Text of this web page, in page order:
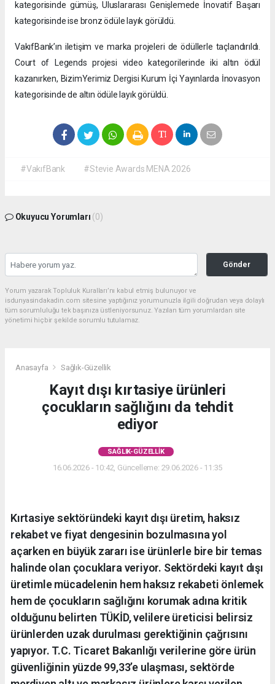
kategorisinde gümüş, Uluslararası Genişlemede İnovatif Başarı
kategorisinde ise bronz ödüle layık görüldü.
VakıfBank’ın iletişim ve marka projeleri de ödüllerle taçlandırıldı.
Court of Legends projesi video kategorilerinde iki altın ödül
kazanırken, BizimYerimiz Dergisi Kurum İçi Yayınlarda İnovasyon
kategorisinde de altın ödüle layık görüldü.
#VakıfBank #Stevie Awards MENA 2026
Okuyucu Yorumları (0)
Gönder
Yorum yazarak Topluluk Kuralları’nı kabul etmiş bulunuyor ve
isdunyasindakadin.com sitesine yaptığınız yorumunuzla ilgili doğrudan veya dolaylı
tüm sorumluluğu tek başınıza üstleniyorsunuz. Yazılan tüm yorumlardan site
yönetimi hiçbir şekilde sorumlu tutulamaz.
Anasayfa Sağlık-Güzellik
Kayıt dışı kırtasiye ürünleri
çocukların sağlığını da tehdit
ediyor
SAĞLIK-GÜZELLIK
16.06.2026 - 10:42, Güncelleme: 29.06.2026 - 11:35
Kırtasiye sektöründeki kayıt dışı üretim, haksız
rekabet ve fiyat dengesinin bozulmasına yol
açarken en büyük zararı ise ürünlerle bire bir temas
halinde olan çocuklara veriyor. Sektördeki kayıt dışı
üretimle mücadelenin hem haksız rekabeti önlemek
hem de çocukların sağlığını korumak adına kritik
olduğunu belirten TÜKİD, velilere üreticisi belirsiz
ürünlerden uzak durulması gerektiğinin çağrısını
yapıyor. T.C. Ticaret Bakanlığı verilerine göre ürün
güvenliğinin yüzde 99,33’e ulaşması, sektörde